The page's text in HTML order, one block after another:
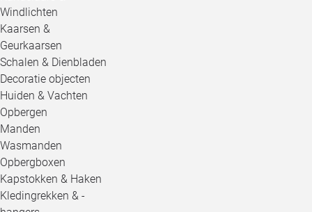
Windlichten
Kaarsen &
Geurkaarsen
Schalen & Dienbladen
Decoratie objecten
Huiden & Vachten
Opbergen
Manden
Wasmanden
Opbergboxen
Kapstokken & Haken
Kledingrekken & -